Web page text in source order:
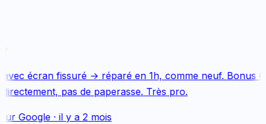
écran fissuré → réparé en 1h, comme neuf. Bonus
pas de paperasse. Très pro.
Google· il y a 2 mois